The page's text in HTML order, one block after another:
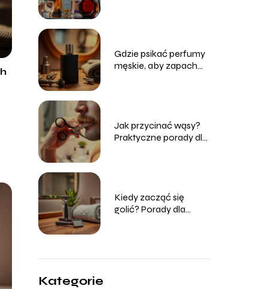
Gdzie psikać perfumy
męskie, aby zapach
Jak przycinać wąsy?
Praktyczne porady dla
Kiedy zacząć się
golić? Porady dla
Kategorie